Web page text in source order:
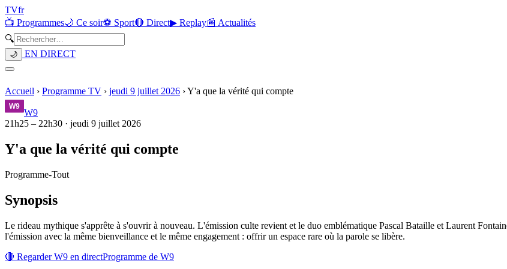
TVfr
📺 Programmes🌙 Ce soir⚽ Sport🔴 Direct▶ Replay📰 Actualités
🔍
🌙 EN DIRECT
Accueil › Programme TV › jeudi 9 juillet 2026 ›Y'a que la vérité qui compte
W9
21h25 – 22h30 · jeudi 9 juillet 2026
Y'a que la vérité qui compte
Programme-Tout
Synopsis
Le rideau mythique s'apprête à s'ouvrir à nouveau. L'émission culte revient et le duo emblématique Pascal Bataille et Laurent
l'émission avec la même bienveillance et le même engagement : offrir un espace rare où la parole se libère.
🔴 RegarderW9 en directProgramme de W9